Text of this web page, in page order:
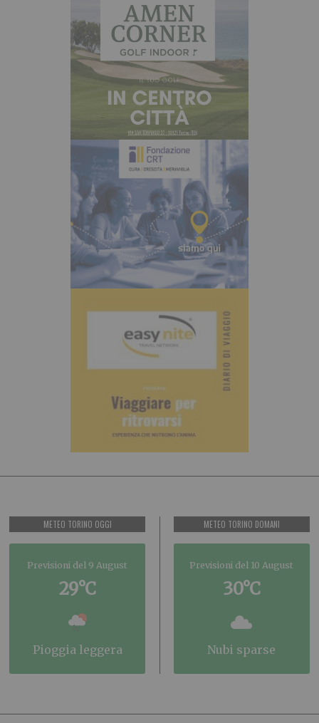
METEO TORINO OGGI
Previsioni del 9 August
29°C
pioggia leggera
METEO TORINO DOMANI
Previsioni del 10 August
30°C
nubi sparse